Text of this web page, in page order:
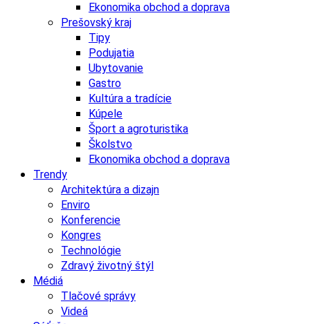
Ekonomika obchod a doprava
Prešovský kraj
Tipy
Podujatia
Ubytovanie
Gastro
Kultúra a tradície
Kúpele
Šport a agroturistika
Školstvo
Ekonomika obchod a doprava
Trendy
Architektúra a dizajn
Enviro
Konferencie
Kongres
Technológie
Zdravý životný štýl
Médiá
Tlačové správy
Videá